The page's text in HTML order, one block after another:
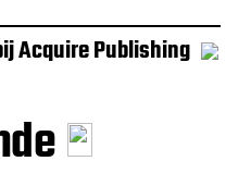
Acquire Publishing